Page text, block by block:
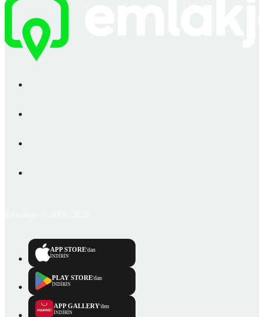
APP STORE'dan
İNDİRİN
PLAY STORE'dan
İNDİRİN
APP GALLERY'den
İNDİRİN